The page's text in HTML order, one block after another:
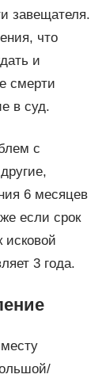
завещателя.
что
и
смерти
в суд.
с
6 месяцев
если срок
исковой
3 года.